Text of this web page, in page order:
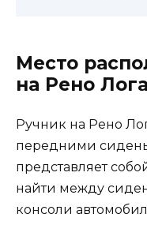
Место
на Рено
Ручник на Рено
передними
представляет
найти между
консоли